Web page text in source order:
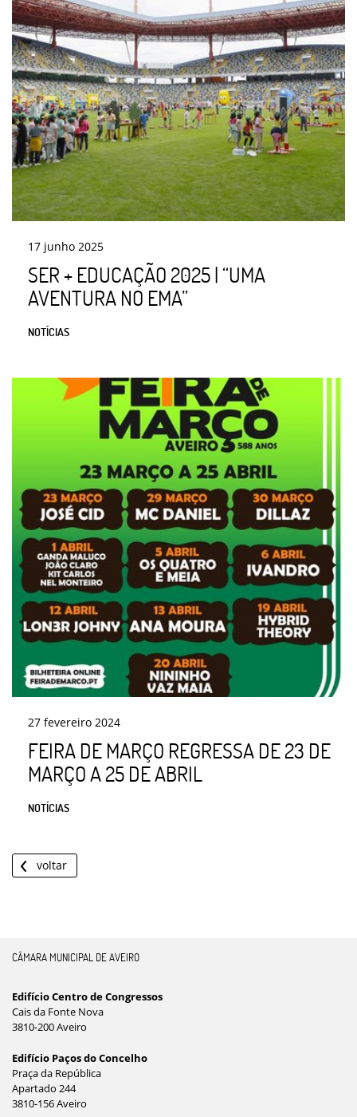
17 junho 2025
SER + EDUCAÇÃO 2025 | “UMA
AVENTURA NO EMA”
NOTÍCIAS
27 fevereiro 2024
FEIRA DE MARÇO REGRESSA DE 23 DE
MARÇO A 25 DE ABRIL
NOTÍCIAS
voltar
CÂMARA MUNICIPAL DE AVEIRO
Edifício Centro de Congressos
Cais da Fonte Nova
3810-200 Aveiro
Edifício Paços do Concelho
Praça da República
Apartado 244
3810-156 Aveiro